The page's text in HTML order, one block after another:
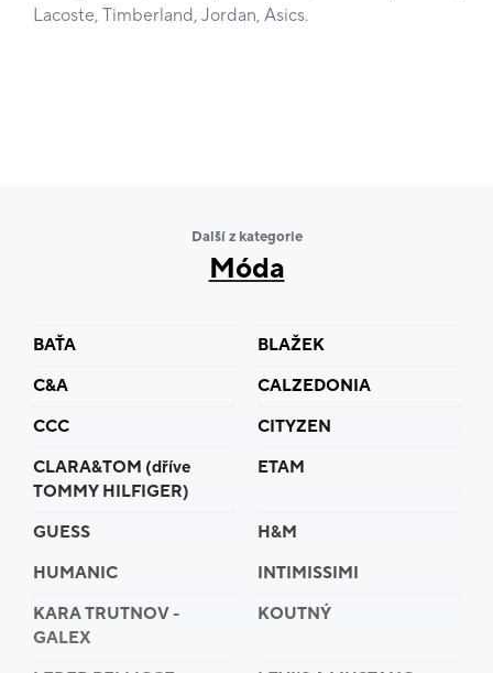
Lacoste, Timberland, Jordan, Asics.
Další z kategorie
Móda
BAŤA
BLAŽEK
C&A
CALZEDONIA
CCC
CITYZEN
CLARA&TOM (dříve
TOMMY HILFIGER)
ETAM
GUESS
H&M
HUMANIC
INTIMISSIMI
KARA TRUTNOV -
GALEX
KOUTNÝ